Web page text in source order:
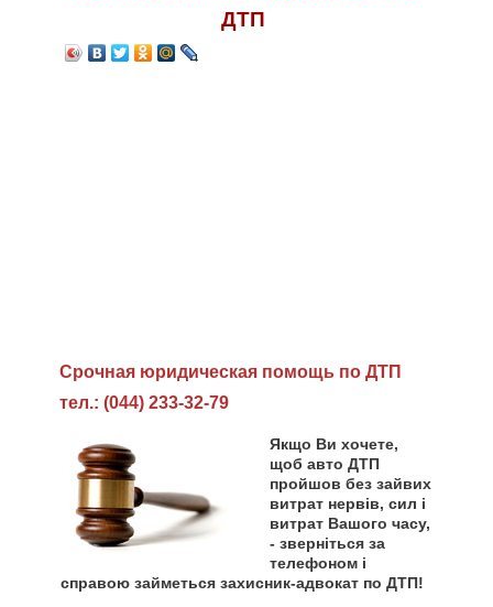
ДТП
Cрочная юридическая помощь по ДТП
тел.: (044) 233-32-79
Якщо Ви хочете,
щоб авто ДТП
пройшов без зайвих
витрат нервів, сил і
витрат Вашого часу,
- зверніться за
телефоном і
справою займеться захисник-адвокат по ДТП!